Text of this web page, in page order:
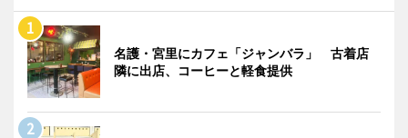
名護・宮里にカフェ「ジャンバラ」 古着店
隣に出店、コーヒーと軽食提供